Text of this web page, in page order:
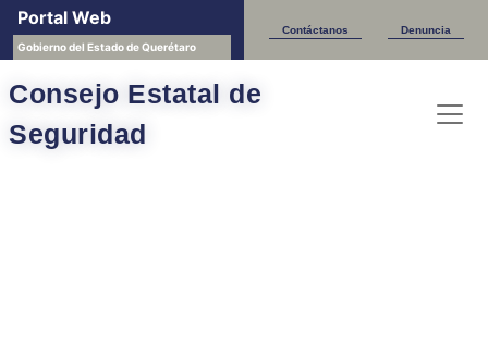
Portal Web
Gobierno del Estado de Querétaro
Contáctanos Denuncia
Consejo Estatal de
Seguridad